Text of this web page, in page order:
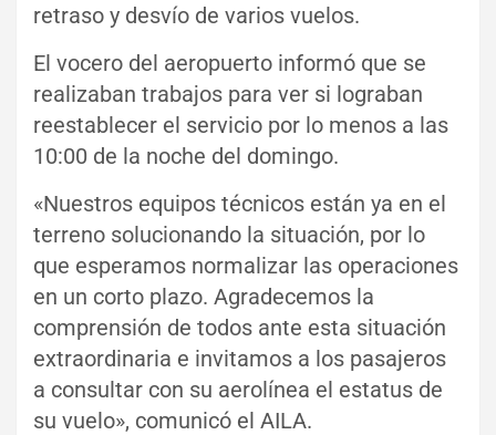
retraso y desvío de varios vuelos.
El vocero del aeropuerto informó que se
realizaban trabajos para ver si lograban
reestablecer el servicio por lo menos a las
10:00 de la noche del domingo.
«Nuestros equipos técnicos están ya en el
terreno solucionando la situación, por lo
que esperamos normalizar las operaciones
en un corto plazo. Agradecemos la
comprensión de todos ante esta situación
extraordinaria e invitamos a los pasajeros
a consultar con su aerolínea el estatus de
su vuelo», comunicó el AILA.